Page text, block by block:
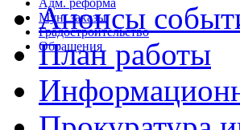
Мун. заказы
Градостроительство
Обращения
Анонсы
План работы